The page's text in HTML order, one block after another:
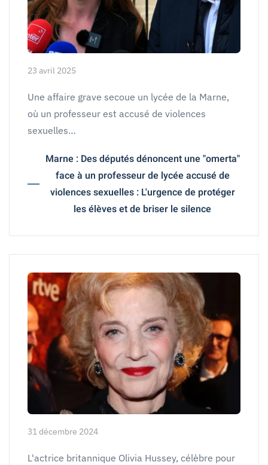
23 avril 2025
Une affaire grave secoue un lycée de la Marne,
où un professeur est accusé de violences
sexuelles…
Marne : Des députés dénoncent une "omerta"
face à un professeur de lycée accusé de
violences sexuelles : L'urgence de protéger
les élèves et de briser le silence
31 décembre 2024
L'actrice britannique Olivia Hussey, célèbre pour